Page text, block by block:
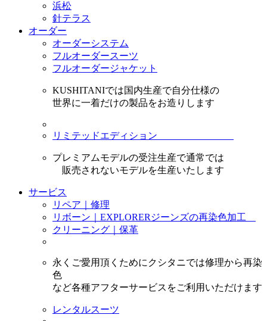
浜松
針テラス
オーダー
オーダーシステム
フルオーダースーツ
フルオーダージャケット
KUSHITANIでは国内生産で自分仕様の
世界に一着だけの製品をお造りします
リミテッドエディション
プレミアムモデルの受注生産で通常では
販売されないモデルを生産いたします
サービス
リペア｜修理
リボーン｜EXPLORERジーンズの再染色加工
クリーニング｜保革
永くご愛用頂くためにクシタニでは修理から再染
色
など各種アフターサービスをご利用いただけます
レンタルスーツ